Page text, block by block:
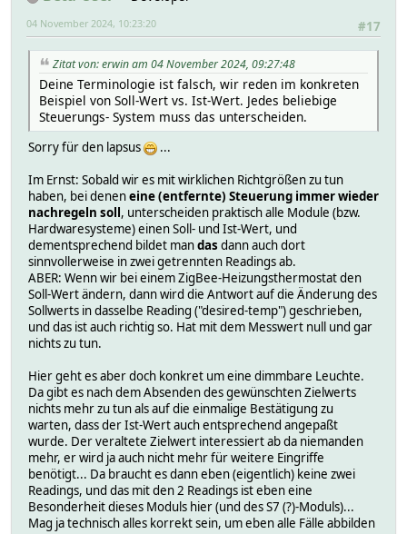
#17
04 November 2024, 10:23:20
Zitat von: erwin am 04 November 2024, 09:27:48
Deine Terminologie ist falsch, wir reden im konkreten
Beispiel von Soll-Wert vs. Ist-Wert. Jedes beliebige
Steuerungs- System muss das unterscheiden.
Sorry für den lapsus
...
Im Ernst: Sobald wir es mit wirklichen Richtgrößen zu tun
haben, bei deneneine (entfernte) Steuerung immer wieder
nachregeln soll, unterscheiden praktisch alle Module (bzw.
Hardwaresysteme) einen Soll- und Ist-Wert, und
dementsprechend bildet mandas dann auch dort
sinnvollerweise in zwei getrennten Readings ab.
ABER: Wenn wir bei einem ZigBee-Heizungsthermostat den
Soll-Wert ändern, dann wird die Antwort auf die Änderung des
Sollwerts in dasselbe Reading ("desired-temp") geschrieben,
und das ist auch richtig so. Hat mit dem Messwert null und gar
nichts zu tun.
Hier geht es aber doch konkret um eine dimmbare Leuchte.
Da gibt es nach dem Absenden des gewünschten Zielwerts
nichts mehr zu tun als auf die einmalige Bestätigung zu
warten, dass der Ist-Wert auch entsprechend angepaßt
wurde. Der veraltete Zielwert interessiert ab da niemanden
mehr, er wird ja auch nicht mehr für weitere Eingriffe
benötigt... Da braucht es dann eben (eigentlich) keine zwei
Readings, und das mit den 2 Readings ist eben eine
Besonderheit dieses Moduls hier (und des S7 (?)-Moduls)...
Mag ja technisch alles korrekt sein, um eben alle Fälle abbilden